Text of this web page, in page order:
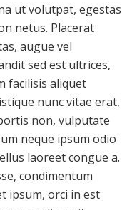
ut volutpat, egestas
netus. Placerat
augue vel
sed est ultrices,
facilisis aliquet
nunc vitae erat,
non, vulputate
neque ipsum odio
laoreet congue a.
condimentum
ipsum, orci in est